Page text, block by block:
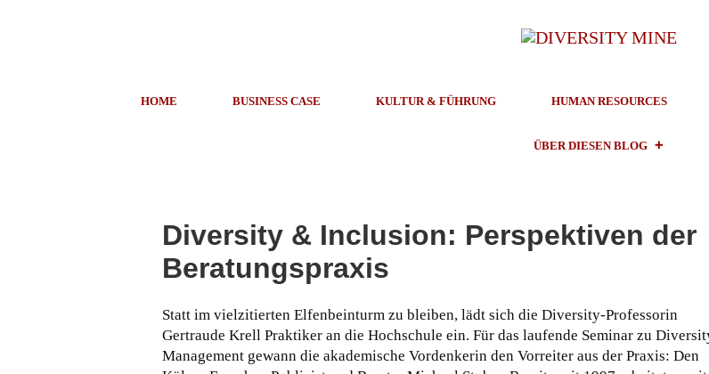
HOME BUSINESS CASE KULTUR & FÜHRUNG HUMAN RESOURCES
ÜBER DIESEN BLOG
Diversity & Inclusion: Perspektiven der
Beratungspraxis
Statt im vielzitierten Elfenbeinturm zu bleiben, lädt sich die Diversity-Professorin
Gertraude Krell Praktiker an die Hochschule ein. Für das laufende Seminar zu
Management gewann die akademische Vordenkerin den Vorreiter aus der Praxis: Den